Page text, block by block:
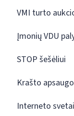
VMI turto
Įmonių VDU
STOP šešėliui
Krašto
Interneto